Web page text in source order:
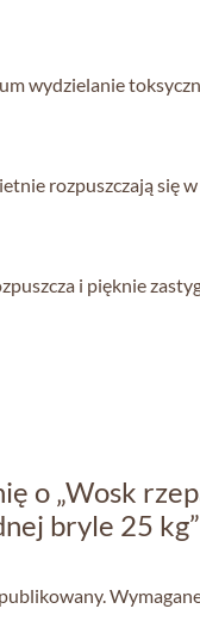
wydzielanie
rozpuszczają się
i pięknie
o „Wosk
bryle 25 kg”